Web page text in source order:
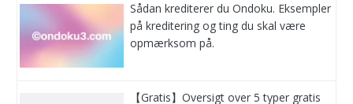
Sådan krediterer du Ondoku. Eksempler
på kreditering og ting du skal være
opmærksom på.
【Gratis】Oversigt over 5 typer gratis